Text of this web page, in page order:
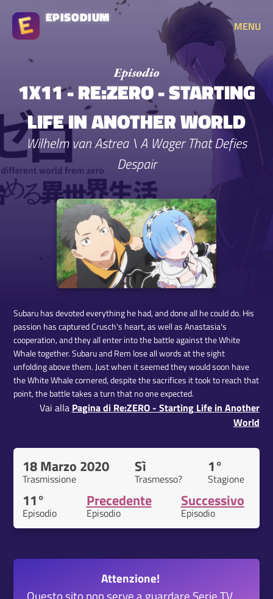
EPISODIUM
MENU
1X11 - RE:ZERO - STARTING
LIFE IN ANOTHER WORLD
Wilhelm van Astrea \ A Wager That Defies
Despair
Subaru has devoted everything he had, and done all he could do. His
passion has captured Crusch's heart, as well as Anastasia's
cooperation, and they all enter into the battle against the White
Whale together. Subaru and Rem lose all words at the sight
unfolding above them. Just when it seemed they would soon have
the White Whale cornered, despite the sacrifices it took to reach that
point, the battle takes a turn that no one expected.
Vai alla Pagina di Re:ZERO - Starting Life in Another
World
18 Marzo 2020
Trasmissione
Sì
Trasmesso?
1°
Stagione
11°
Episodio
Precedente
Episodio
Successivo
Episodio
Attenzione!